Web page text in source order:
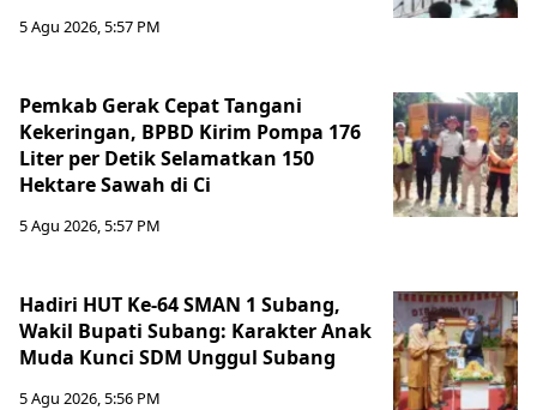
5 Agu 2026, 5:57 PM
Pemkab Gerak Cepat Tangani
Kekeringan, BPBD Kirim Pompa 176
Liter per Detik Selamatkan 150
Hektare Sawah di Ci
5 Agu 2026, 5:57 PM
Hadiri HUT Ke-64 SMAN 1 Subang,
Wakil Bupati Subang: Karakter Anak
Muda Kunci SDM Unggul Subang
5 Agu 2026, 5:56 PM